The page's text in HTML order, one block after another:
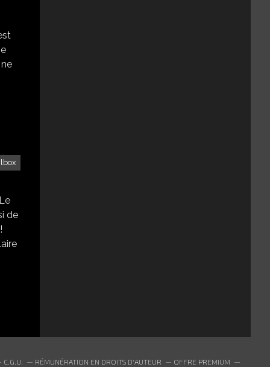
de
C.G.U. RÉMUNÉRATION EN DROITS D'AUTEUR
OFFRE PREMIUM